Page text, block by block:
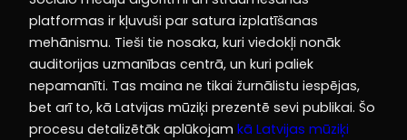
platformas ir kļuvuši par satura izplatīšanas
mehānismu. Tieši tie nosaka, kuri viedokļi nonāk
auditorijas uzmanības centrā, un kuri paliek
nepamanīti. Tas maina ne tikai žurnālistu iespējas,
bet arī to, kā Latvijas mūziķi prezentē sevi publikai. Šo
procesu detalizētāk aplūkojam kā Latvijas mūziķi